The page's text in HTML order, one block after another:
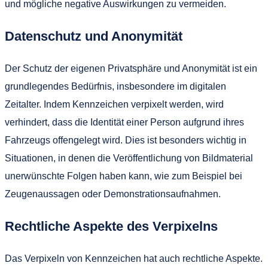
und mögliche negative Auswirkungen zu vermeiden.
Datenschutz und Anonymität
Der Schutz der eigenen Privatsphäre und Anonymität ist ein
grundlegendes Bedürfnis, insbesondere im digitalen
Zeitalter. Indem Kennzeichen verpixelt werden, wird
verhindert, dass die Identität einer Person aufgrund ihres
Fahrzeugs offengelegt wird. Dies ist besonders wichtig in
Situationen, in denen die Veröffentlichung von Bildmaterial
unerwünschte Folgen haben kann, wie zum Beispiel bei
Zeugenaussagen oder Demonstrationsaufnahmen.
Rechtliche Aspekte des Verpixelns
Das Verpixeln von Kennzeichen hat auch rechtliche Aspekte.